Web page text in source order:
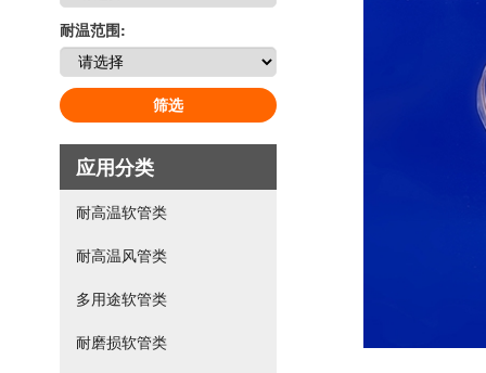
耐温范围:
筛选
应用分类
耐高温软管类
耐高温风管类
多用途软管类
耐磨损软管类